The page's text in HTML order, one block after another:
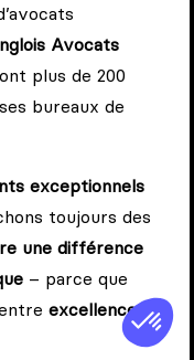
Avocats
plus de 200
bureaux de
exceptionnels
toujours des
une différence
– parce que
excellence